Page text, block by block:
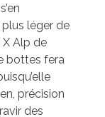
léger de
X Alp de
bottes fera
précision
des